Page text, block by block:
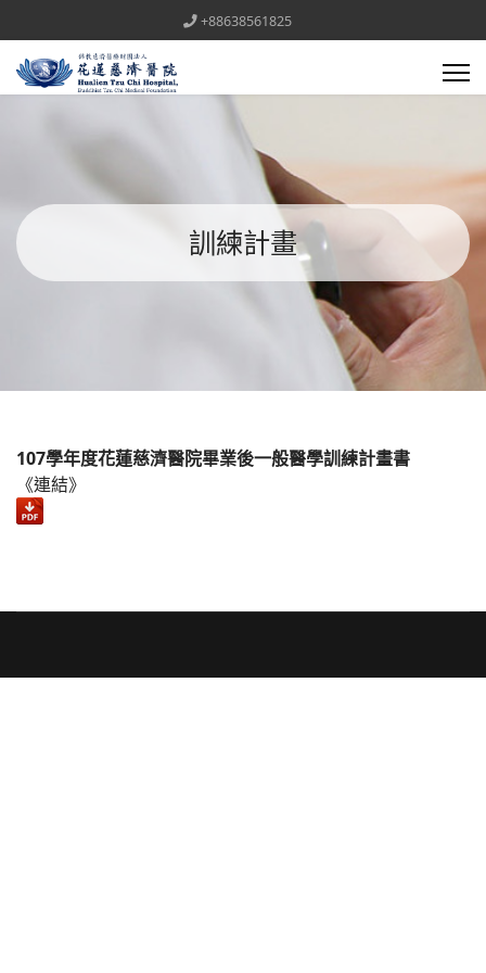
+88638561825
訓練計畫
107學年度花蓮慈濟醫院畢業後一般醫學訓練計畫書
《連結》